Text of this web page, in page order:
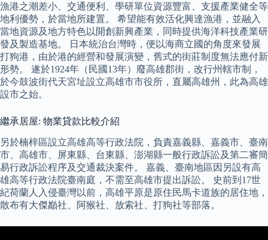
漁港之潮差小、交通便利、學研單位資源豐富、支援產業健全等
地利優勢，於當地所建置。 希望能有效活化興達漁港，並融入
當地資源及地方特色以開創新興產業，同時提供海洋科技產業研
發及製造基地。 日本統治台灣時，便以海商立國的角度來發展
打狗港，由於港的經營和發展演變，舊式的街莊制度無法應付新
形勢。 遂於1924年（民國13年）廢高雄郡街，改行州轄市制，
於今鼓波街代天宮址設立高雄市市役所，直屬高雄州，此為高雄
設市之始。
繼承居屋: 物業貸款比較介紹
另於楠梓區設立高雄高等行政法院，負責嘉義縣、嘉義市、臺南
市、高雄市、屏東縣、台東縣、澎湖縣一般行政訴訟及第二審簡
易行政訴訟程序及交通裁決案件。 嘉義、臺南地區因另設有高
雄高等行政法院臺南庭，不需至高雄市提出訴訟。 史前到17世
紀荷蘭人入侵臺灣以前，高雄平原是原住民馬卡道族的居住地，
散布有大傑巓社、阿猴社、放索社、打狗社等部落。